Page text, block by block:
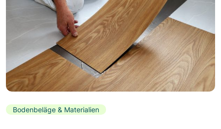
Bodenbeläge & Materialien